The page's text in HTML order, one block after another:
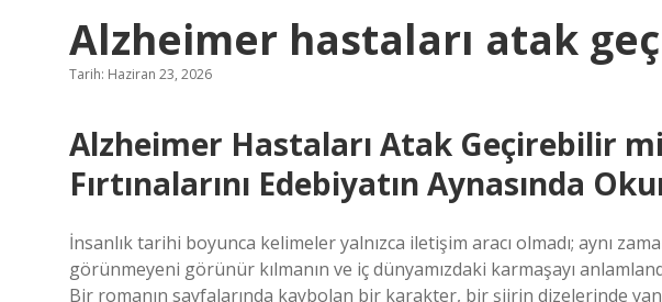
Alzheimer hastaları atak
Tarih: Haziran 23, 2026
Alzheimer Hastaları Atak Geçirebilir
Fırtınalarını Edebiyatın Aynasında
İnsanlık tarihi boyunca kelimeler yalnızca iletişim aracı olmadı; aynı
görünmeyeni görünür kılmanın ve iç dünyamızdaki karmaşayı
Bir romanın sayfalarında kaybolan bir karakter, bir şiirin dizelerinde